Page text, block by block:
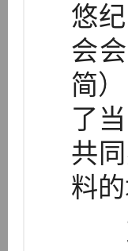
悠
会
简
了
共
料的
政